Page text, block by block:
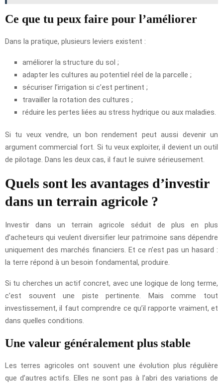
Ce que tu peux faire pour l’améliorer
Dans la pratique, plusieurs leviers existent :
améliorer la structure du sol ;
adapter les cultures au potentiel réel de la parcelle ;
sécuriser l’irrigation si c’est pertinent ;
travailler la rotation des cultures ;
réduire les pertes liées au stress hydrique ou aux maladies.
Si tu veux vendre, un bon rendement peut aussi devenir un
argument commercial fort. Si tu veux exploiter, il devient un outil
de pilotage. Dans les deux cas, il faut le suivre sérieusement.
Quels sont les avantages d’investir
dans un terrain agricole ?
Investir dans un terrain agricole séduit de plus en plus
d’acheteurs qui veulent diversifier leur patrimoine sans dépendre
uniquement des marchés financiers. Et ce n’est pas un hasard :
la terre répond à un besoin fondamental, produire.
Si tu cherches un actif concret, avec une logique de long terme,
c’est souvent une piste pertinente. Mais comme tout
investissement, il faut comprendre ce qu’il rapporte vraiment, et
dans quelles conditions.
Une valeur généralement plus stable
Les terres agricoles ont souvent une évolution plus régulière
que d’autres actifs. Elles ne sont pas à l’abri des variations de